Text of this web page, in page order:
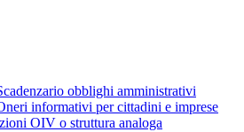
obblighi amministrativi
informativi per cittadini e imprese
OIV o struttura analoga